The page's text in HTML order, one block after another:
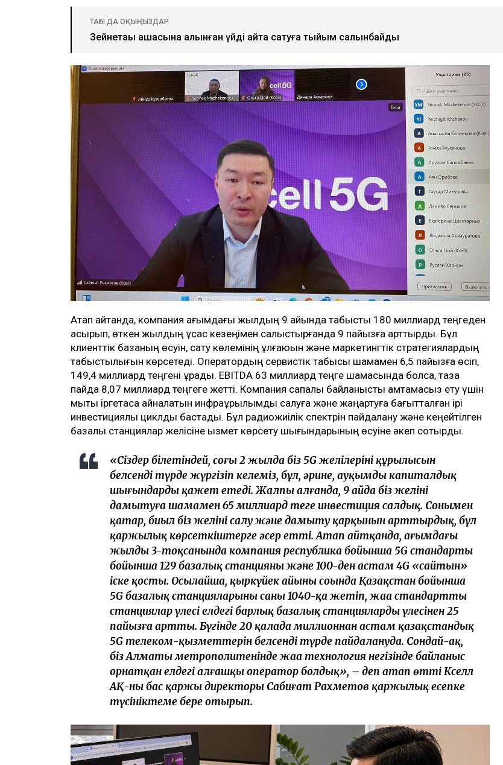
ТАҒЫ ДА ОҚЫҢЫЗДАР
Зейнетақы ақшасына алынған үйді қайта сатуға тыйым салынбайды
Атап айтқанда, компания ағымдағы жылдың 9 айында табысты 180 миллиард теңгеден
асырып, өткен жылдың ұқсас кезеңімен салыстырғанда 9 пайызға арттырды. Бұл
клиенттік базаның өсуін, сату көлемінің ұлғаюын және маркетингтік стратегиялардың
табыстылығын көрсетеді. Оператордың сервистік табысы шамамен 6,5 пайызға өсіп,
149,4 миллиард теңгені құрады. EBITDA 63 миллиард теңге шамасында болса, таза
пайда 8,07 миллиард теңгеге жетті. Компания сапалы байланысты қамтамасыз ету үшін
мықты іргетасқа айналатын инфрақұрылымды салуға және жаңартуға бағытталған ірі
инвестициялық циклды бастады. Бұл радиожиілік спектрін пайдалану және кеңейтілген
базалық станциялар желісіне қызмет көрсету шығындарының өсуіне әкеп соқтырды.
«Сіздер білетіндей, соңғы 2 жылда біз 5G желілерінің құрылысын
белсенді түрде жүргізіп келеміз, бұл, әрине, ауқымды капиталдық
шығындарды қажет етеді. Жалпы алғанда, 9 айда біз желіні
дамытуға шамамен 65 миллиард теңге инвестиция салдық. Сонымен
қатар, биыл біз желіні салу және дамыту қарқынын арттырдық, бұл
қаржылық көрсеткіштерге әсер етті. Атап айтқанда, ағымдағы
жылдың 3-тоқсанында компания республика бойынша 5G стандарты
бойынша 129 базалық станцияны және 100-ден астам 4G «сайтын»
іске қосты. Осылайша, қыркүйек айының соңында Қазақстан бойынша
5G базалық станцияларының саны 1040-қа жетіп, жаңа стандартты
станциялар үлесі елдегі барлық базалық станциялардың үлесінен 25
пайызға артты. Бүгінде 20 қалада миллионнан астам қазақстандық
5G телеком-қызметтерін белсенді түрде пайдалануда. Сондай-ақ,
біз Алматы метрополитенінде жаңа технология негізінде байланыс
орнатқан елдегі алғашқы оператор болдық», – деп атап өтті Кселл
АҚ-ның бас қаржы директоры Сабиғат Рахметов қаржылық есепке
түсініктеме бере отырып.